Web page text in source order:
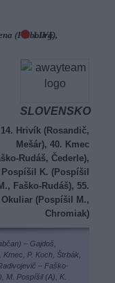
(Fribourg),
LIVE
SLOVENSKO
14. Hrivík (Rosandič,
Mešár), 40. Kmec
Rudáš, Čederle),
Pospíšil K. (Pospíšil
Faško-Rudáš), 55.
Okuliar (Pospíšil M.,
Chromiak)
– Gajdoš,
Kmec, P. Koch, Štrbák,
– Faško-
M. Pospíšil (A), K.